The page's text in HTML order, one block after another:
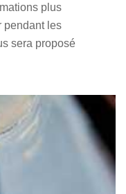
plus
pendant les
sera proposé